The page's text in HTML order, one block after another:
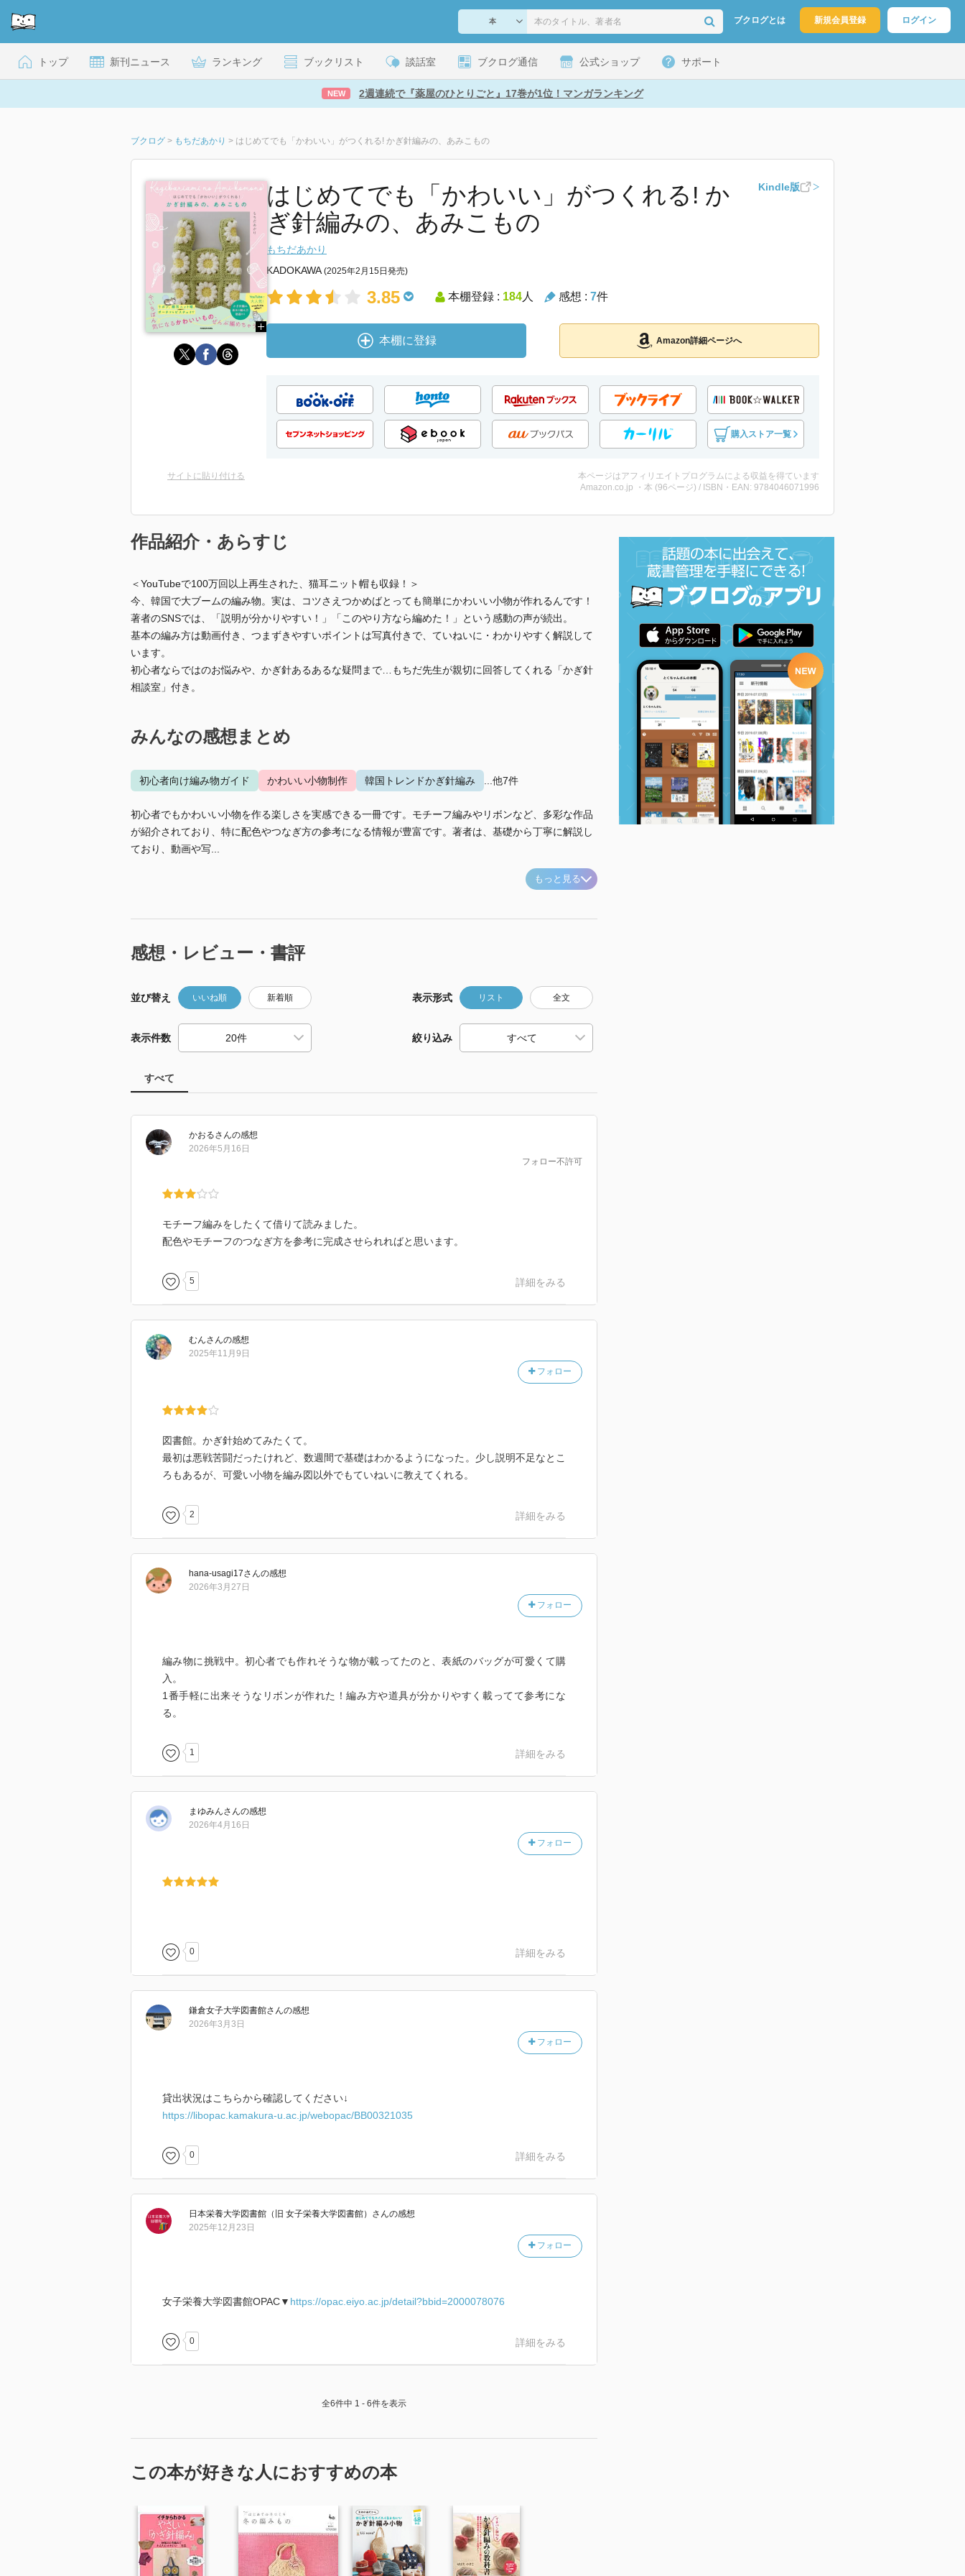
ブクログとは 新規会員登録 ログイン
トップ 新刊ニュース ランキング ブックリスト 談話室 ブクログ通信 公式ショップ サポート
NEW 2週連続で『薬屋のひとりごと』17巻が1位！マンガランキング
ブクログ > もちだあかり > はじめてでも「かわいい」がつくれる! かぎ針編みの、あみこもの
はじめてでも「かわいい」がつくれる! か
ぎ針編みの、あみこもの
Kindle版
もちだあかり
KADOKAWA(2025年2月15日発売)
3.85 本棚登録 : 184人 感想 : 7件
本棚に登録 Amazon詳細ページへ
購入ストア一覧
サイトに貼り付ける
本ページはアフィリエイトプログラムによる収益を得ています
Amazon.co.jp ・本 (96ページ) / ISBN・EAN: 9784046071996
作品紹介・あらすじ
＜YouTubeで100万回以上再生された、猫耳ニット帽も収録！＞
今、韓国で大ブームの編み物。実は、コツさえつかめばとっても簡単にかわいい小物が作れるんです！
著者のSNSでは、「説明が分かりやすい！」「このやり方なら編めた！」という感動の声が続出。
基本の編み方は動画付き、つまずきやすいポイントは写真付きで、ていねいに・わかりやすく解説して
います。
初心者ならではのお悩みや、かぎ針あるあるな疑問まで…もちだ先生が親切に回答してくれる「かぎ針
相談室」付き。
みんなの感想まとめ
初心者向け編み物ガイド かわいい小物制作 韓国トレンドかぎ針編み ...他7件
初心者でもかわいい小物を作る楽しさを実感できる一冊です。モチーフ編みやリボンなど、多彩な作品
が紹介されており、特に配色やつなぎ方の参考になる情報が豊富です。著者は、基礎から丁寧に解説し
ており、動画や写...
もっと見る
感想・レビュー・書評
並び替え いいね順 新着順 表示形式 リスト 全文
表示件数 絞り込み
すべて
かおるさんの感想
フォロー不許可
2026年5月16日
モチーフ編みをしたくて借りて読みました。
配色やモチーフのつなぎ方を参考に完成させられればと思います。
5 詳細をみる
むんさんの感想
フォロー
2025年11月9日
図書館。かぎ針始めてみたくて。
最初は悪戦苦闘だったけれど、数週間で基礎はわかるようになった。少し説明不足なとこ
ろもあるが、可愛い小物を編み図以外でもていねいに教えてくれる。
2 詳細をみる
hana-usagi17さんの感想
フォロー
2026年3月27日
編み物に挑戦中。初心者でも作れそうな物が載ってたのと、表紙のバッグが可愛くて購
入。
1番手軽に出来そうなリボンが作れた！編み方や道具が分かりやすく載ってて参考にな
る。
1 詳細をみる
まゆみんさんの感想
フォロー
2026年4月16日
0 詳細をみる
鎌倉女子大学図書館さんの感想
フォロー
2026年3月3日
貸出状況はこちらから確認してください↓
https://libopac.kamakura-u.ac.jp/webopac/BB00321035
0 詳細をみる
日本栄養大学図書館（旧 女子栄養大学図書館） さんの感想
フォロー
2025年12月23日
女子栄養大学図書館OPAC▼ https://opac.eiyo.ac.jp/detail?bbid=2000078076
0 詳細をみる
全6件中 1 - 6件を表示
この本が好きな人におすすめの本